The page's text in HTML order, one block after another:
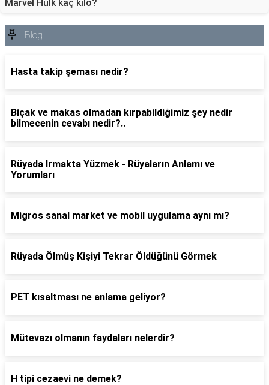
Marvel Hulk kaç kilo?
Blog
Hasta takip şeması nedir?
Biçak ve makas olmadan kırpabildiğimiz şey nedir
bilmecenin cevabı nedir?..
Rüyada Irmakta Yüzmek - Rüyaların Anlamı ve
Yorumları
Migros sanal market ve mobil uygulama aynı mı?
Rüyada Ölmüş Kişiyi Tekrar Öldüğünü Görmek
PET kısaltması ne anlama geliyor?
Mütevazı olmanın faydaları nelerdir?
H tipi cezaevi ne demek?